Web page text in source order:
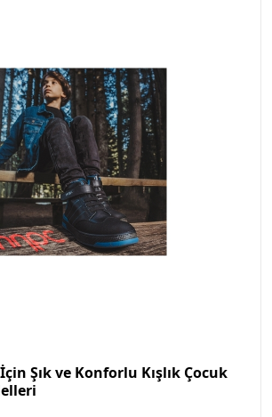
Şık ve Konforlu Kışlık Çocuk